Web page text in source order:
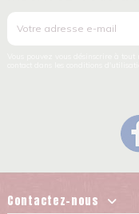
Contactez-nous